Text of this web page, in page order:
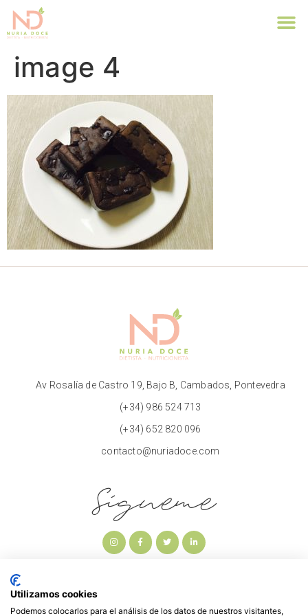
image 4
Av Rosalía de Castro 19, Bajo B, Cambados, Pontevedra
(+34) 986 524 713
(+34) 652 820 096
contacto@nuriadoce.com
Sígueme
Utilizamos cookies
Podemos colocarlos para el análisis de los datos de nuestros visitantes,